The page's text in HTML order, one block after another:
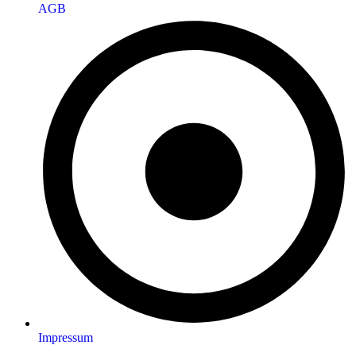
AGB
Impressum